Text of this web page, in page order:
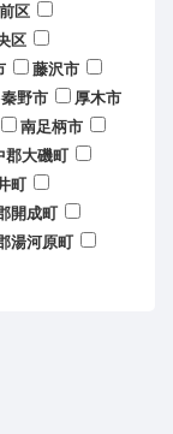
区
区
藤沢市
秦野市
厚木市
南足柄市
郡大磯町
町
開成町
湯河原町